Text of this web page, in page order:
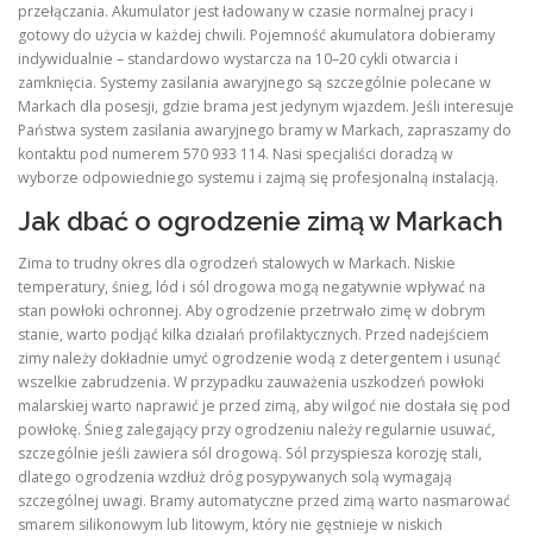
przełączania. Akumulator jest ładowany w czasie normalnej pracy i
gotowy do użycia w każdej chwili. Pojemność akumulatora dobieramy
indywidualnie – standardowo wystarcza na 10–20 cykli otwarcia i
zamknięcia. Systemy zasilania awaryjnego są szczególnie polecane w
Markach dla posesji, gdzie brama jest jedynym wjazdem. Jeśli interesuje
Państwa system zasilania awaryjnego bramy w Markach, zapraszamy do
kontaktu pod numerem 570 933 114. Nasi specjaliści doradzą w
wyborze odpowiedniego systemu i zajmą się profesjonalną instalacją.
Jak dbać o ogrodzenie zimą w Markach
Zima to trudny okres dla ogrodzeń stalowych w Markach. Niskie
temperatury, śnieg, lód i sól drogowa mogą negatywnie wpływać na
stan powłoki ochronnej. Aby ogrodzenie przetrwało zimę w dobrym
stanie, warto podjąć kilka działań profilaktycznych. Przed nadejściem
zimy należy dokładnie umyć ogrodzenie wodą z detergentem i usunąć
wszelkie zabrudzenia. W przypadku zauważenia uszkodzeń powłoki
malarskiej warto naprawić je przed zimą, aby wilgoć nie dostała się pod
powłokę. Śnieg zalegający przy ogrodzeniu należy regularnie usuwać,
szczególnie jeśli zawiera sól drogową. Sól przyspiesza korozję stali,
dlatego ogrodzenia wzdłuż dróg posypywanych solą wymagają
szczególnej uwagi. Bramy automatyczne przed zimą warto nasmarować
smarem silikonowym lub litowym, który nie gęstnieje w niskich